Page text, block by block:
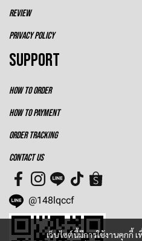
เว็บไซต์นี้มีการใช้งานคุกกี้
REVIEW
PRIVACY POLICY
SUPPORT
HOW TO ORDER
HOW TO PAYMENT
ORDER TRACKING
CONTACT US
@148lqccf